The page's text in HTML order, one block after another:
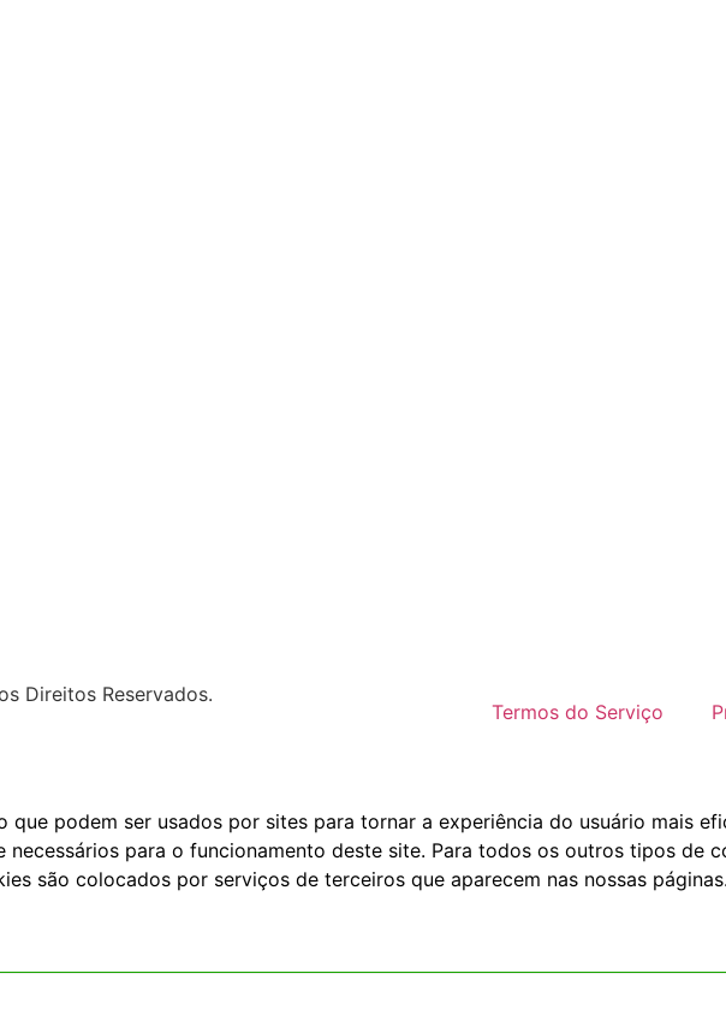
Direitos Reservados.
Termos do Serviço
podem ser usados por sites para tornar a experiência do usuário mais
para o funcionamento deste site. Para todos os outros tipos de
são colocados por serviços de terceiros que aparecem nas nossas páginas.